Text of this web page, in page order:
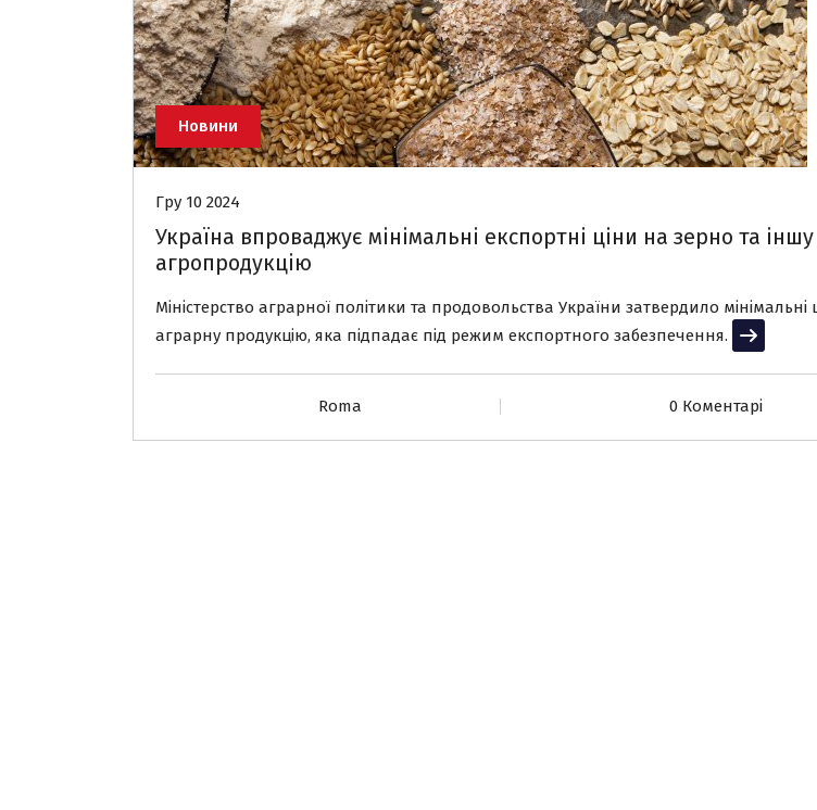
Новини
Гру 10 2024
Україна впроваджує мінімальні експортні ціни на зерно та іншу
агропродукцію
Міністерство аграрної політики та продовольства України затвердило мінімальні
аграрну продукцію, яка підпадає під режим експортного забезпечення.
Читати далі
Roma 0 Коментарі